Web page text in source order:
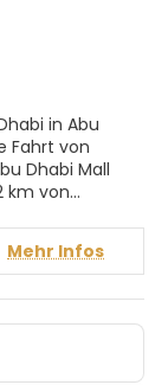
in Abu
Fahrt von
Dhabi Mall
der
zur Verfügung,
wert.
Babysitting
Mehr Infos